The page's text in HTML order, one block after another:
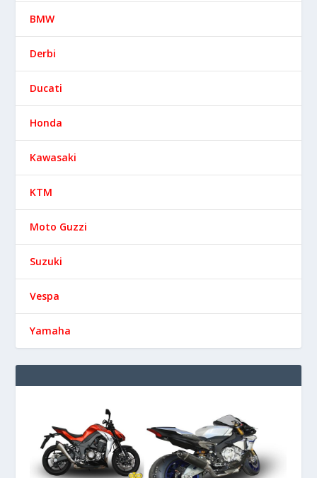
BMW
Derbi
Ducati
Honda
Kawasaki
KTM
Moto Guzzi
Suzuki
Vespa
Yamaha